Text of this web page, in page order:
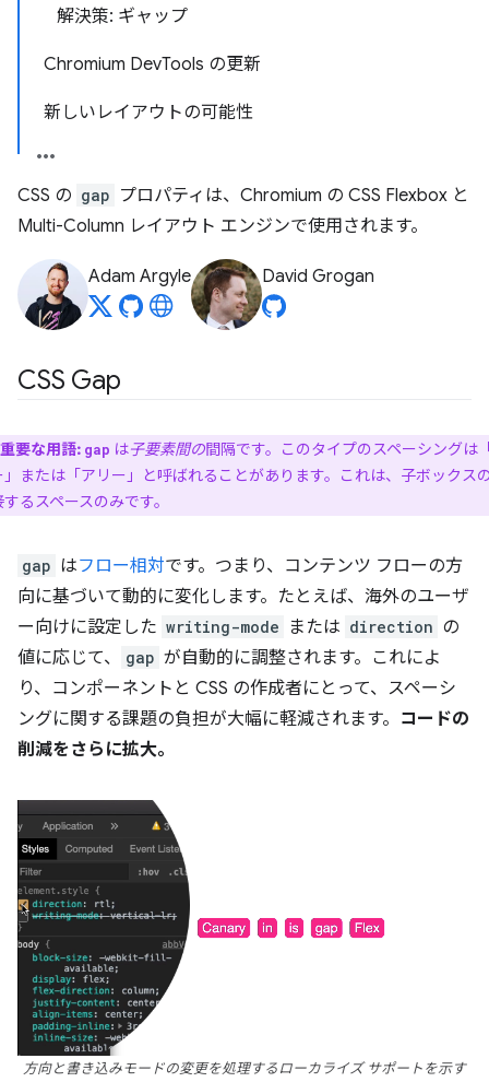
解決策: ギャップ
Chromium DevTools の更新
新しいレイアウトの可能性
CSS の gap プロパティは、Chromium の CSS Flexbox と
Multi-Column レイアウト エンジンで使用されます。
Adam Argyle David Grogan
CSS Gap
重要な用語: gap は子要素間の間隔です。このタイプのスペーシングは
」または「アリー」と呼ばれることがあります。これは、子ボックス
るスペースのみです。
gap はフロー相対です。つまり、コンテンツ フローの方
向に基づいて動的に変化します。たとえば、海外のユーザ
ー向けに設定した writing-mode または direction の
値に応じて、
gap が自動的に調整されます。これによ
り、コンポーネントと CSS の作成者にとって、スペーシ
ングに関する課題の負担が大幅に軽減されます。 コードの
削減をさらに拡大。
方向と書き込みモードの変更を処理するローカライズ サポートを示す